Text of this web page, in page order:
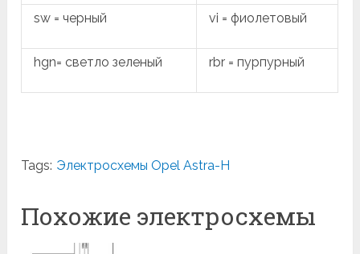
sw = черный vi = фиолетовый
hgn= светло зеленый rbr = пурпурный
Tags: Электросхемы Opel Astra-H
Похожие электросхемы